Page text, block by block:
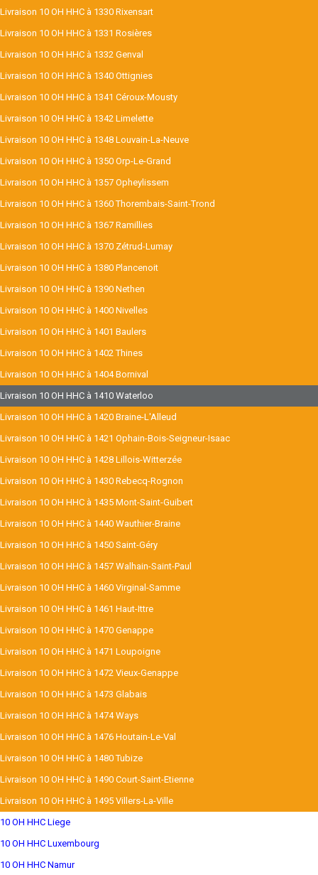
Livraison 10 OH HHC à 1330 Rixensart
Livraison 10 OH HHC à 1331 Rosières
Livraison 10 OH HHC à 1332 Genval
Livraison 10 OH HHC à 1340 Ottignies
Livraison 10 OH HHC à 1341 Céroux-Mousty
Livraison 10 OH HHC à 1342 Limelette
Livraison 10 OH HHC à 1348 Louvain-La-Neuve
Livraison 10 OH HHC à 1350 Orp-Le-Grand
Livraison 10 OH HHC à 1357 Opheylissem
Livraison 10 OH HHC à 1360 Thorembais-Saint-Trond
Livraison 10 OH HHC à 1367 Ramillies
Livraison 10 OH HHC à 1370 Zétrud-Lumay
Livraison 10 OH HHC à 1380 Plancenoit
Livraison 10 OH HHC à 1390 Nethen
Livraison 10 OH HHC à 1400 Nivelles
Livraison 10 OH HHC à 1401 Baulers
Livraison 10 OH HHC à 1402 Thines
Livraison 10 OH HHC à 1404 Bornival
Livraison 10 OH HHC à 1410 Waterloo
Livraison 10 OH HHC à 1420 Braine-L'Alleud
Livraison 10 OH HHC à 1421 Ophain-Bois-Seigneur-Isaac
Livraison 10 OH HHC à 1428 Lillois-Witterzée
Livraison 10 OH HHC à 1430 Rebecq-Rognon
Livraison 10 OH HHC à 1435 Mont-Saint-Guibert
Livraison 10 OH HHC à 1440 Wauthier-Braine
Livraison 10 OH HHC à 1450 Saint-Géry
Livraison 10 OH HHC à 1457 Walhain-Saint-Paul
Livraison 10 OH HHC à 1460 Virginal-Samme
Livraison 10 OH HHC à 1461 Haut-Ittre
Livraison 10 OH HHC à 1470 Genappe
Livraison 10 OH HHC à 1471 Loupoigne
Livraison 10 OH HHC à 1472 Vieux-Genappe
Livraison 10 OH HHC à 1473 Glabais
Livraison 10 OH HHC à 1474 Ways
Livraison 10 OH HHC à 1476 Houtain-Le-Val
Livraison 10 OH HHC à 1480 Tubize
Livraison 10 OH HHC à 1490 Court-Saint-Etienne
Livraison 10 OH HHC à 1495 Villers-La-Ville
10 OH HHC Liege
10 OH HHC Luxembourg
10 OH HHC Namur